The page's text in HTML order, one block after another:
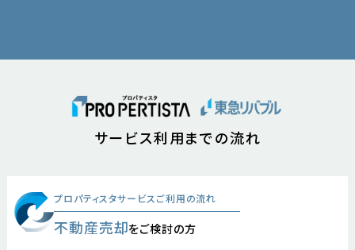
サービス利用までの流れ
プロパティスタサービスご利用の流れ
不動産売却をご検討の方